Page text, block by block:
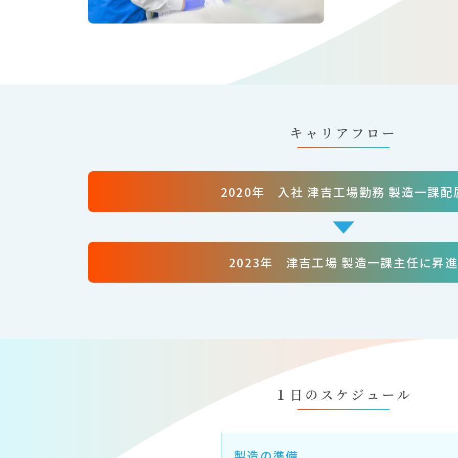
キャリアフロー
2020年 入社 津吉工場勤務 製造一課配
2023年 津吉工場 製造一課主任に昇進
１日のスケジュール